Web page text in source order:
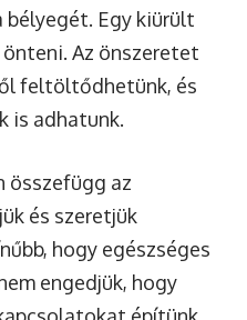
bélyegét. Egy kiürült
Az önszeretet
feltöltődhetünk, és
is adhatunk.
összefügg az
és szeretjük
hogy egészséges
engedjük, hogy